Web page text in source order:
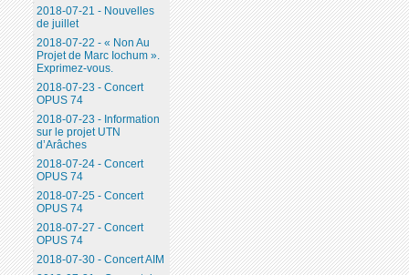
2018-07-21 - Nouvelles
de juillet
2018-07-22 - « Non Au
Projet de Marc Iochum ».
Exprimez-vous.
2018-07-23 - Concert
OPUS 74
2018-07-23 - Information
sur le projet UTN
d’Arâches
2018-07-24 - Concert
OPUS 74
2018-07-25 - Concert
OPUS 74
2018-07-27 - Concert
OPUS 74
2018-07-30 - Concert AIM